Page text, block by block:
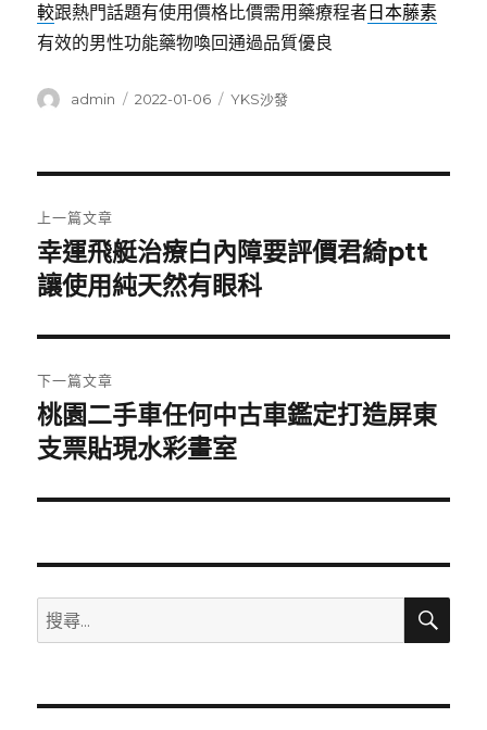
較跟熱門話題有使用價格比價需用藥療程者 日本藤素
有效的男性功能藥物喚回通過品質優良
作
admin
發
2022-01-06
分
YKS沙發
章
導
覽
上一篇文章
上
一
文
章:
幸運飛艇治療白內障要評價君綺ptt
讓使用純天然有眼科
下一篇文章
下
一
文
桃園二手車任何中古車鑑定打造屏東
支票貼現水彩畫室
搜
尋
鍵
搜